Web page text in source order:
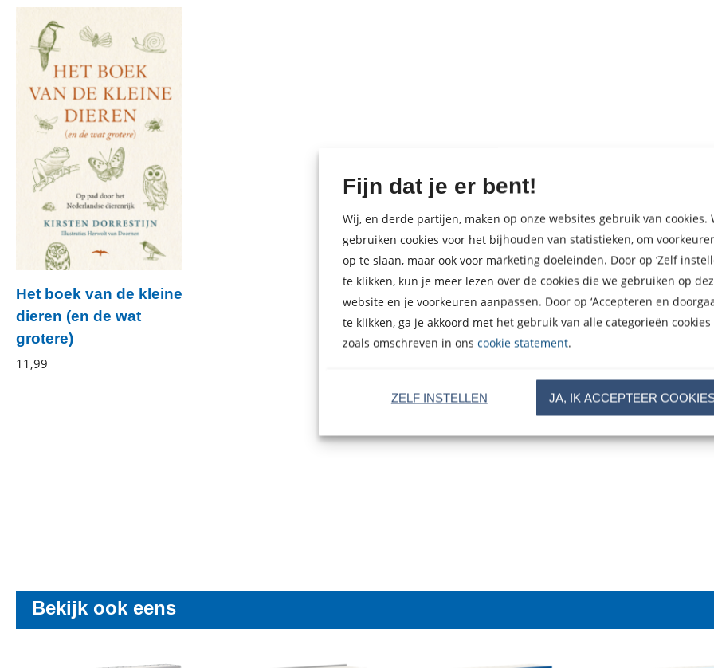
Fijn dat je er bent!
Wij, en derde partijen, maken op onze websites gebruik van cookies.
gebruiken cookies voor het bijhouden van statistieken, om
op te slaan, maar ook voor marketing doeleinden. Door op ‘Zelf
te klikken, kun je meer lezen over de cookies die we gebruiken op
website en je voorkeuren aanpassen. Door op ‘Accepteren en
te klikken, ga je akkoord met het gebruik van alle categorieën cookies
zoals omschreven in ons cookie statement.
JA, IK ACCEPTEER
ZELF INSTELLEN
Het boek van de kleine
dieren (en de wat
grotere)
Kirsten
11 ,99
Bekijk ook eens